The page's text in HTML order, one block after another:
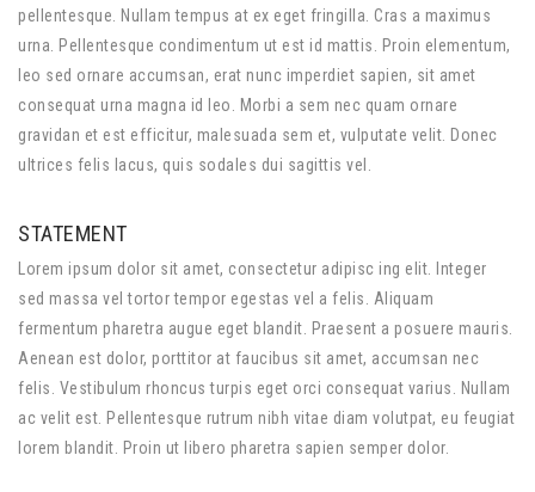
pellentesque. Nullam tempus at ex eget fringilla. Cras a maximus
urna. Pellentesque condimentum ut est id mattis. Proin elementum,
leo sed ornare accumsan, erat nunc imperdiet sapien, sit amet
consequat urna magna id leo. Morbi a sem nec quam ornare
gravidan et est efficitur, malesuada sem et, vulputate velit. Donec
ultrices felis lacus, quis sodales dui sagittis vel.
STATEMENT
Lorem ipsum dolor sit amet, consectetur adipisc ing elit. Integer
sed massa vel tortor tempor egestas vel a felis. Aliquam
fermentum pharetra augue eget blandit. Praesent a posuere mauris.
Aenean est dolor, porttitor at faucibus sit amet, accumsan nec
felis. Vestibulum rhoncus turpis eget orci consequat varius. Nullam
ac velit est. Pellentesque rutrum nibh vitae diam volutpat, eu feugiat
lorem blandit. Proin ut libero pharetra sapien semper dolor.